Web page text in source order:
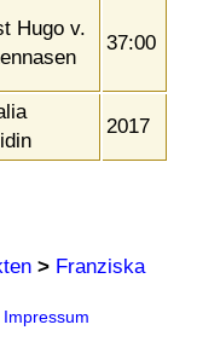
Hugo v.
37:00
2017
> Franziska
Impressum